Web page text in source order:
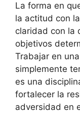
La forma en
la actitud con
claridad con la
objetivos
Trabajar en una
simplemente
es una
fortalecer la
adversidad en